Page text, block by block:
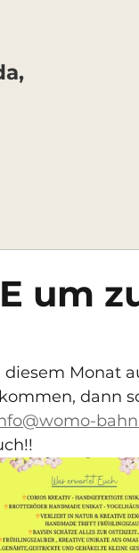
um
Monat
dann